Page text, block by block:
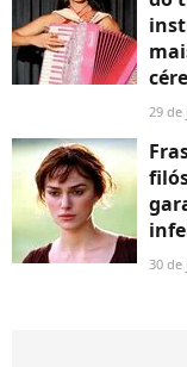
29 de
30 de